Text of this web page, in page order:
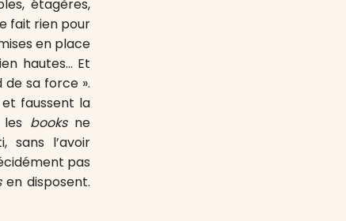
étagères,
fait rien pour
en place
hautes… Et
sa force ».
faussent la
booksne
sans l’avoir
pas
en disposent.